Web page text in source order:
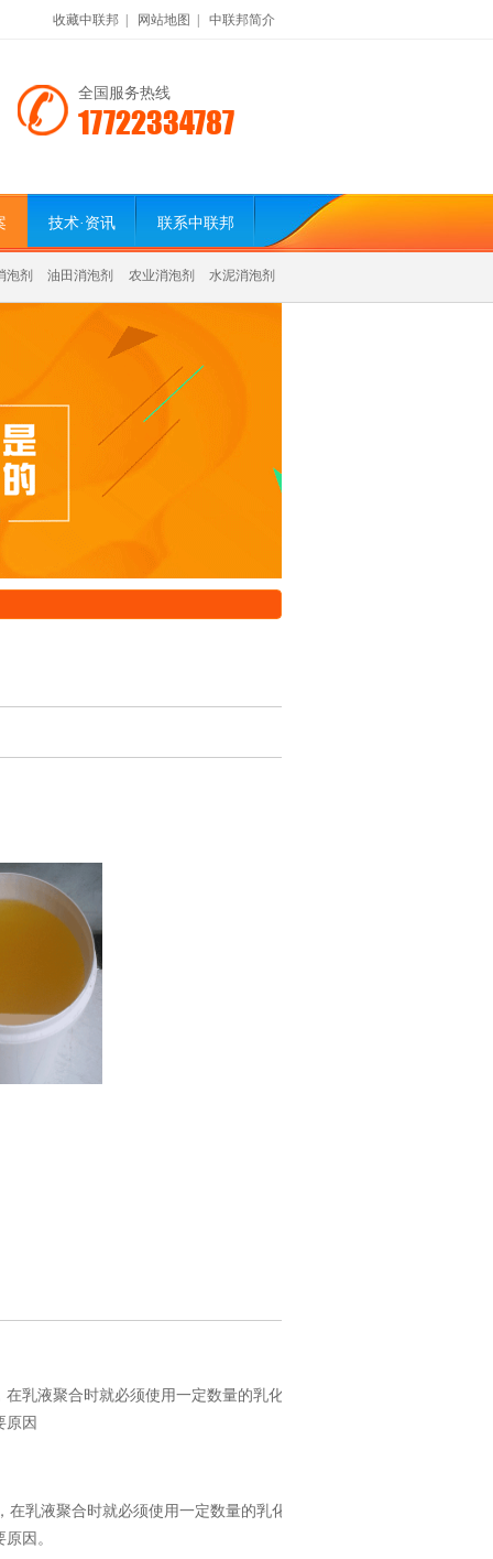
收藏中联邦 网站地图 中联邦简介
全国服务热线
17722334787
技术·资讯 联系中联邦
泡剂 油田消泡剂 农业消泡剂 水泥消泡剂
乳液聚合时就必须使用一定数量的乳化
原因
乳液聚合时就必须使用一定数量的乳化
因。